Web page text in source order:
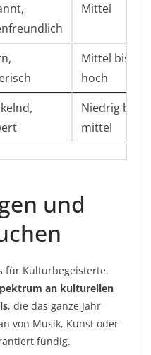
Mittel
Mittel bis
hoch
Niedrig bis
mittel
und
für Kulturbegeisterte.
an kulturellen
, die das ganze Jahr
von Musik, Kunst oder
fündig.